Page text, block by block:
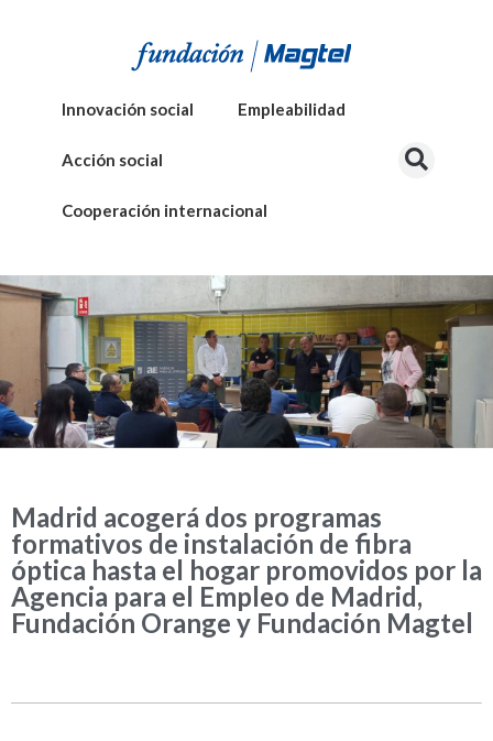
Innovación social Empleabilidad
Acción social
Cooperación internacional
Madrid acogerá dos programas
formativos de instalación de fibra
óptica hasta el hogar promovidos por la
Agencia para el Empleo de Madrid,
Fundación Orange y Fundación Magtel